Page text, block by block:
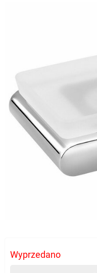
Wyprzedano